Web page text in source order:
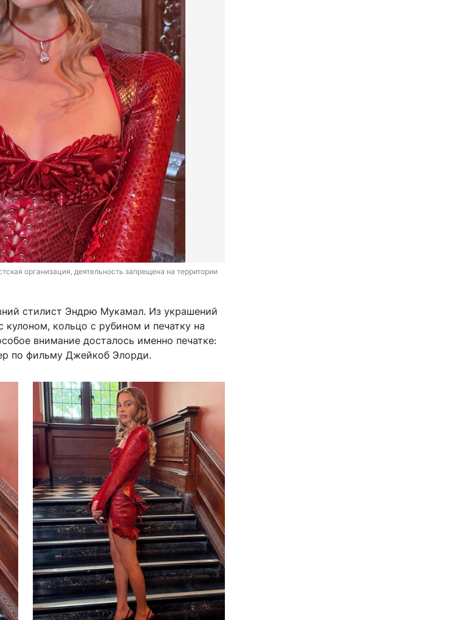
организация, деятельность запрещена на территории
стилист Эндрю Мукамал. Из украшений
кулоном, кольцо с рубином и печатку на
внимание досталось именно печатке:
по фильму Джейкоб Элорди.